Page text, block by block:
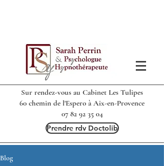
Sur rendez-vous au Cabinet Les Tulipes
60 chemin de l'Espero à Aix-en-Provence
07 82 92 35 04
Prendre rdv Doctolib
Blog